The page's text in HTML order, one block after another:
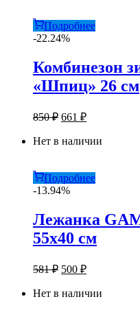
Подробнее
-22.24%
Комбинезон
«Шпиц» 26 см
850₽ Первоначальная
составляла
661 ₽Текущая
661 ₽.
Нет в наличии
Подробнее
-13.94%
Лежанка
55х40 см
581₽ Первоначальная
составляла
500 ₽Текущая
500 ₽.
Нет в наличии